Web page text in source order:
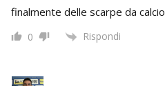
finalmente delle scarpe da calcio
0 Rispondi